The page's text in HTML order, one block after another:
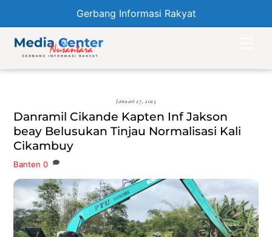
Gerbang Informasi Rakyat
content
Januari 27, 2023
Danramil Cikande Kapten Inf Jakson
beay Belusukan Tinjau Normalisasi Kali
Cikambuy
Banten 0